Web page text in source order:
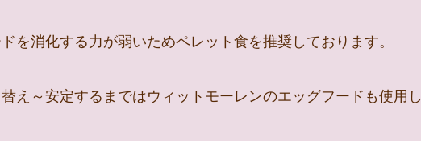
を消化する力が弱いためペレット食を推奨しております。
え～安定するまではウィットモーレンのエッグフードも使用